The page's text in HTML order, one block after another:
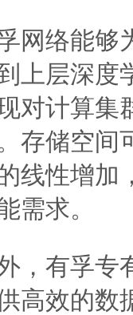
网络能够
上层深度
对计算集
存储空间
线性增加
需求。
，有孚专
高效的数